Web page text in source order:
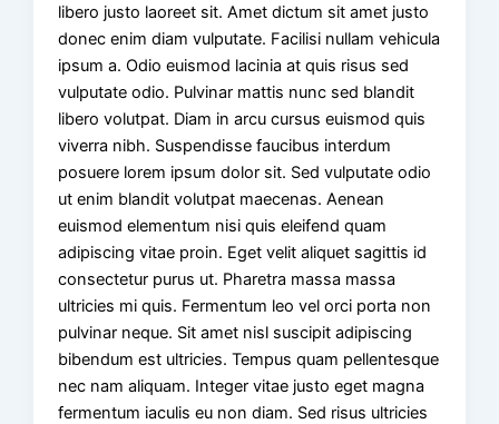
libero justo laoreet sit. Amet dictum sit amet justo
donec enim diam vulputate. Facilisi nullam vehicula
ipsum a. Odio euismod lacinia at quis risus sed
vulputate odio. Pulvinar mattis nunc sed blandit
libero volutpat. Diam in arcu cursus euismod quis
viverra nibh. Suspendisse faucibus interdum
posuere lorem ipsum dolor sit. Sed vulputate odio
ut enim blandit volutpat maecenas. Aenean
euismod elementum nisi quis eleifend quam
adipiscing vitae proin. Eget velit aliquet sagittis id
consectetur purus ut. Pharetra massa massa
ultricies mi quis. Fermentum leo vel orci porta non
pulvinar neque. Sit amet nisl suscipit adipiscing
bibendum est ultricies. Tempus quam pellentesque
nec nam aliquam. Integer vitae justo eget magna
fermentum iaculis eu non diam. Sed risus ultricies